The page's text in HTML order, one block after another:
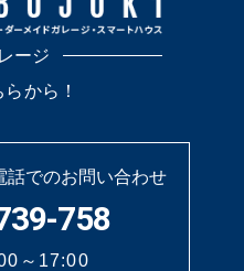
ージ
から！
話でのお問い合わせ
758
～17:00